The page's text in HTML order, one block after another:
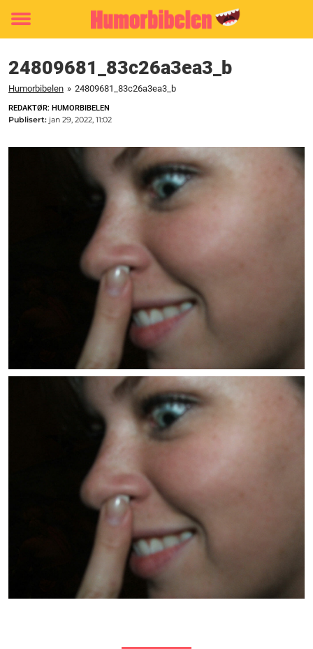
Toggle
24809681_83c26a3ea3_b
Humorbibelen » 24809681_83c26a3ea3_b
REDAKTØR: HUMORBIBELEN
Publisert: jan 29, 2022, 11:02